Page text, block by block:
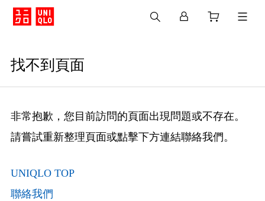
找不到頁面
非常抱歉，您目前訪問的頁面出現問題或不存在。
請嘗試重新整理頁面或點擊下方連結聯絡我們。
UNIQLO TOP
聯絡我們